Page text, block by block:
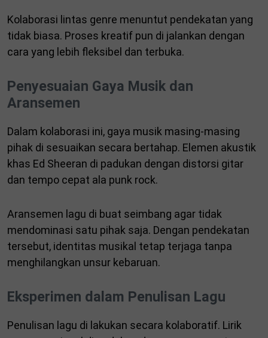
Kolaborasi lintas genre menuntut pendekatan yang
tidak biasa. Proses kreatif pun di jalankan dengan
cara yang lebih fleksibel dan terbuka.
Penyesuaian Gaya Musik dan
Aransemen
Dalam kolaborasi ini, gaya musik masing-masing
pihak di sesuaikan secara bertahap. Elemen akustik
khas Ed Sheeran di padukan dengan distorsi gitar
dan tempo cepat ala punk rock.
Aransemen lagu di buat seimbang agar tidak
mendominasi satu pihak saja. Dengan pendekatan
tersebut, identitas musikal tetap terjaga tanpa
menghilangkan unsur kebaruan.
Eksperimen dalam Penulisan Lagu
Penulisan lagu di lakukan secara kolaboratif. Lirik